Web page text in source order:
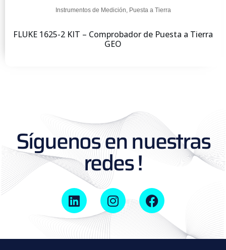
Instrumentos de Medición, Puesta a Tierra
FLUKE 1625-2 KIT – Comprobador de Puesta a Tierra
GEO
Síguenos en nuestras
redes !